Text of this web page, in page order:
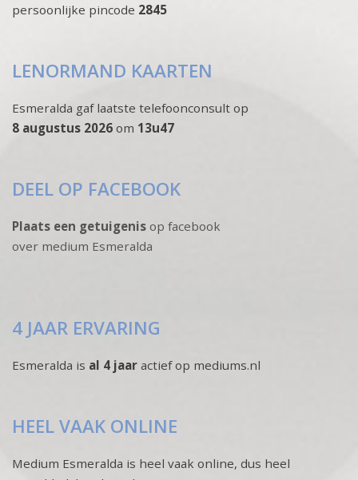
persoonlijke pincode 2845
LENORMAND KAARTEN
Esmeralda gaf laatste telefoonconsult op
8 augustus 2026 om 13u47
DEEL OP FACEBOOK
Plaats een getuigenis op facebook
over medium Esmeralda
4 JAAR ERVARING
Esmeralda is al 4 jaar actief op mediums.nl
HEEL VAAK ONLINE
Medium Esmeralda is heel vaak online, dus heel